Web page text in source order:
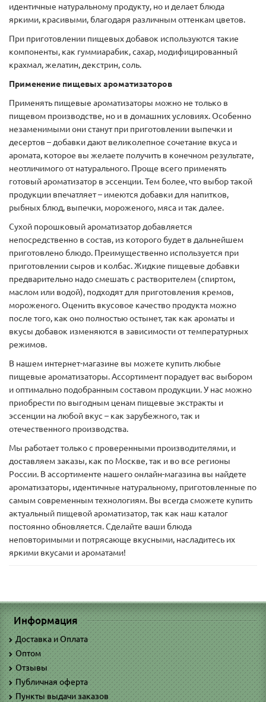
идентичные натуральному продукту, но и делает блюда
яркими, красивыми, благодаря различным оттенкам цветов.
При приготовлении пищевых добавок используются такие
компоненты, как гуммиарабик, сахар, модифицированный
крахмал, желатин, декстрин, соль.
Применение пищевых ароматизаторов
Применять пищевые ароматизаторы можно не только в
пищевом производстве, но и в домашних условиях. Особенно
незаменимыми они станут при приготовлении выпечки и
десертов – добавки дают великолепное сочетание вкуса и
аромата, которое вы желаете получить в конечном результате,
неотличимого от натурального. Проще всего применять
готовый ароматизатор в эссенции. Тем более, что выбор такой
продукции впечатляет – имеются добавки для напитков,
рыбных блюд, выпечки, мороженого, мяса и так далее.
Сухой порошковый ароматизатор добавляется
непосредственно в состав, из которого будет в дальнейшем
приготовлено блюдо. Преимущественно используется при
приготовлении сыров и колбас. Жидкие пищевые добавки
предварительно надо смешать с растворителем (спиртом,
маслом или водой), подходят для приготовления кремов,
мороженого. Оценить вкусовое качество продукта можно
после того, как оно полностью остынет, так как ароматы и
вкусы добавок изменяются в зависимости от температурных
режимов.
В нашем интернет-магазине вы можете купить любые
пищевые ароматизаторы. Ассортимент порадует вас выбором
и оптимально подобранным составом продукции. У нас можно
приобрести по выгодным ценам пищевые экстракты и
эссенции на любой вкус – как зарубежного, так и
отечественного производства.
Мы работает только с проверенными производителями, и
доставляем заказы, как по Москве, так и во все регионы
России. В ассортименте нашего онлайн-магазина вы найдете
ароматизаторы, идентичные натуральному, приготовленные по
самым современным технологиям. Вы всегда сможете купить
актуальный пищевой ароматизатор, так как наш каталог
постоянно обновляется. Сделайте ваши блюда
неповторимыми и потрясающе вкусными, насладитесь их
яркими вкусами и ароматами!
Информация
Доставка и Оплата
Оптом
Отзывы
Публичная оферта
Пункты выдачи заказов